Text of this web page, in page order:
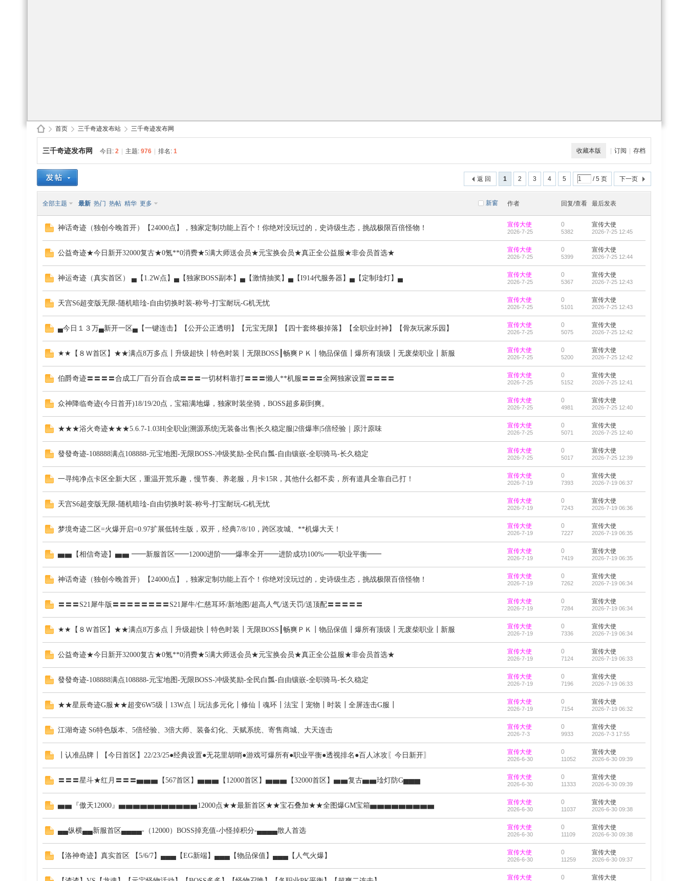
30 »
首页 三千奇迹发布站 三千奇迹发布网
收藏本版 订阅 存档
三千奇迹发布网 今日: 2 主题: 976 排名: 1
1 2 3 4 5 / 5 页 下一页
返 回
新窗
全部主题 最新 热门 热帖 精华 更多 作者 回复/查看 最后发表
神话奇迹（独创今晚首开）【24000点】，独家定制功能上百个！你绝对没玩过的，史诗级生态，挑战极限百倍怪物！ 宣传大使
2026-7-25
0
5382
宣传大使
2026-7-25 12:45
公益奇迹★今日新开32000复古★0氪**0消费★5满大师送会员★元宝换会员★真正全公益服★非会员首选★ 宣传大使
2026-7-25
0
5399
宣传大使
2026-7-25 12:44
神运奇迹（真实首区） ▄【1.2W点】▄【独家BOSS副本】▄【激情抽奖】▄【I914代服务器】▄【定制琻灯】▄ 宣传大使
2026-7-25
0
5367
宣传大使
2026-7-25 12:43
天宫S6超变版无限-随机暗琻-自由切换时装-称号-打宝耐玩-G机无忧 宣传大使
2026-7-25
0
5101
宣传大使
2026-7-25 12:43
▄今日１３万▄新开一区▄【一键连击】【公开公正透明】【元宝无限】【四十套终极掉落】【全职业封神】【骨灰玩家乐园】 宣传大使
2026-7-25
0
5075
宣传大使
2026-7-25 12:42
★★【８Ｗ首区】★★满点8万多点┃升级超快┃特色时装┃无限BOSS┃畅爽ＰＫ┃物品保值┃爆所有顶级┃无废柴职业┃新服 宣传大使
2026-7-25
0
5200
宣传大使
2026-7-25 12:42
伯爵奇迹〓〓〓〓合成工厂百分百合成〓〓〓一切材料靠打〓〓〓懒人**机服〓〓〓全网独家设置〓〓〓〓 宣传大使
2026-7-25
0
5152
宣传大使
2026-7-25 12:41
众神降临奇迹(今日首开)18/19/20点，宝箱满地爆，独家时装坐骑，BOSS超多刷到爽。 宣传大使
2026-7-25
0
4981
宣传大使
2026-7-25 12:40
★★★浴火奇迹★★★5.6.7-1.03H|全职业|溯源系统|无装备出售|长久稳定服|2倍爆率|5倍经验｜原汁原味 宣传大使
2026-7-25
0
5071
宣传大使
2026-7-25 12:40
發發奇迹-108888满点108888-元宝地图-无限BOSS-冲级奖励-全民白瓢-自由镶嵌-全职骑马-长久稳定 宣传大使
2026-7-25
0
5017
宣传大使
2026-7-25 12:39
一寻纯净点卡区全新大区，重温开荒乐趣，慢节奏、养老服，月卡15R，其他什么都不卖，所有道具全靠自己打！ 宣传大使
2026-7-19
0
7393
宣传大使
2026-7-19 06:37
天宫S6超变版无限-随机暗琻-自由切换时装-称号-打宝耐玩-G机无忧 宣传大使
2026-7-19
0
7243
宣传大使
2026-7-19 06:36
梦境奇迹二区=火爆开启=0.97扩展低转生版，双开，经典7/8/10，跨区攻城、**机爆大天！ 宣传大使
2026-7-19
0
7227
宣传大使
2026-7-19 06:35
▅▅【相信奇迹】▅▅ ━━新服首区━━12000进阶━━爆率全开━━进阶成功100%━━职业平衡━━ 宣传大使
2026-7-19
0
7419
宣传大使
2026-7-19 06:35
神话奇迹（独创今晚首开）【24000点】，独家定制功能上百个！你绝对没玩过的，史诗级生态，挑战极限百倍怪物！ 宣传大使
2026-7-19
0
7262
宣传大使
2026-7-19 06:34
〓〓〓S21犀牛版〓〓〓〓〓〓〓〓S21犀牛/仁慈耳环/新地图/超高人气/送天罚/送顶配〓〓〓〓〓 宣传大使
2026-7-19
0
7284
宣传大使
2026-7-19 06:34
★★【８Ｗ首区】★★满点8万多点┃升级超快┃特色时装┃无限BOSS┃畅爽ＰＫ┃物品保值┃爆所有顶级┃无废柴职业┃新服 宣传大使
2026-7-19
0
7336
宣传大使
2026-7-19 06:34
公益奇迹★今日新开32000复古★0氪**0消费★5满大师送会员★元宝换会员★真正全公益服★非会员首选★ 宣传大使
2026-7-19
0
7124
宣传大使
2026-7-19 06:33
發發奇迹-108888满点108888-元宝地图-无限BOSS-冲级奖励-全民白瓢-自由镶嵌-全职骑马-长久稳定 宣传大使
2026-7-19
0
7196
宣传大使
2026-7-19 06:33
★★星辰奇迹G服★★超变6W5级┃13W点┃玩法多元化┃修仙┃魂环┃法宝┃宠物┃时装┃全屏连击G服┃ 宣传大使
2026-7-19
0
7154
宣传大使
2026-7-19 06:32
江湖奇迹 S6特色版本、5倍经验、3倍大师、装备幻化、天赋系统、寄售商城、大天连击 宣传大使
2026-7-3
0
9933
宣传大使
2026-7-3 17:55
┃认准品牌┃【今日首区】22/23/25●经典设置●无花里胡哨●游戏可爆所有●职业平衡●透视排名●百人冰攻〖今日新开〗 宣传大使
2026-6-30
0
11052
宣传大使
2026-6-30 09:39
〓〓〓星斗★红月〓〓〓▅▅▅【567首区】▅▅▅【12000首区】▅▅▅【32000首区】▅▅复古▅▅琻灯防G▅▅▅ 宣传大使
2026-6-30
0
11333
宣传大使
2026-6-30 09:39
▅▅『傲天12000』▅▅▅▅▅▅▅▅▅▅▅12000点★★最新首区★★宝石叠加★★全图爆GM宝箱▅▅▅▅▅▅▅▅▅ 宣传大使
2026-6-30
0
11037
宣传大使
2026-6-30 09:38
▄▄纵横▄▄新服首区▄▄▄▄-（12000）BOSS掉充值-小怪掉积分-▄▄▄▄散人首选 宣传大使
2026-6-30
0
11109
宣传大使
2026-6-30 09:38
【洛神奇迹】真实首区 【5/6/7】▄▄▄【EG新端】▄▄▄【物品保值】▄▄▄【人气火爆】 宣传大使
2026-6-30
0
11259
宣传大使
2026-6-30 09:37
宣传大使 0 宣传大使